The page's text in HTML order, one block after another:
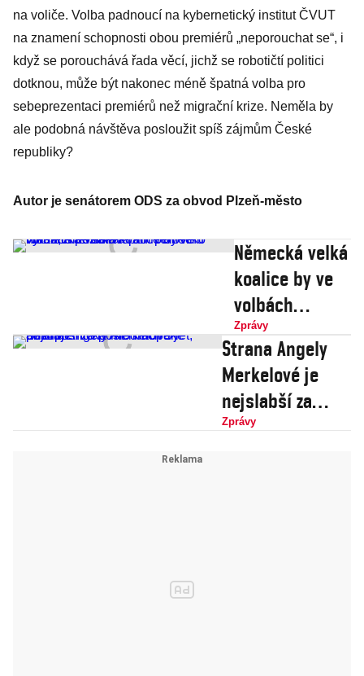
na voliče. Volba padnoucí na kybernetický institut ČVUT
na znamení schopnosti obou premiérů „neporouchat se“, i
když se porouchává řada věcí, jichž se robotičtí politici
dotknou, může být nakonec méně špatná volba pro
sebeprezentaci premiérů než migrační krize. Neměla by
ale podobná návštěva posloužit spíš zájmům České
republiky?
Autor je senátorem ODS za obvod Plzeň-město
Německá velká
koalice by ve
volbách
nezískala ani
polovinu hlasů,
Alternativa pro
Německo
výrazně
Zprávy
Strana Angely
Merkelové je
nejslabší za
posledních 5 let,
Zprávy